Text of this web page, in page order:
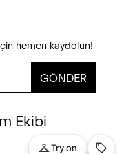
hemen kaydolun!
GÖNDER
Ekibi